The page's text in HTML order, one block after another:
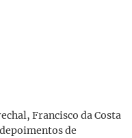
Francisco da Costa
de